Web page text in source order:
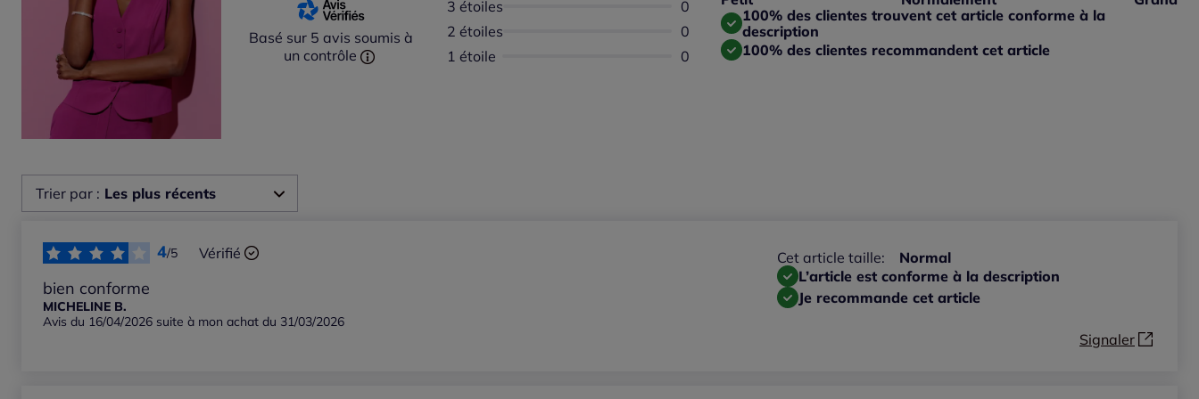
Basé sur 5 avis soumis à
un contrôle
3 étoiles
Aucun avis disponible
0
2 étoiles
Aucun avis disponible
0
1 étoile
Aucun avis disponible
0
Taille grand : 0%
100% des clientes trouvent cet article conforme à la
description
100% des clientes recommandent cet article
Trier par : Les plus récents
Les plus anciens
4/5 Vérifié
bien conforme
MICHELINE B.
Avis du 16/04/2026 suite à mon achat du 31/03/2026
Cet article taille:
Normal
L’article est conforme à la description
Je recommande cet article
Signaler